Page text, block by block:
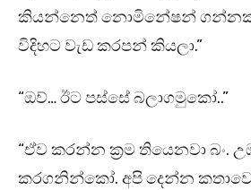
කියන්නෙත් නොමිනේෂන්
විදිහට වැඩ කරපන් කියලා.”
“ඔව්… ඊට පස්සේ බලාගමුකෝ..”
“ඒව කරන්න ක්‍රම තියෙනවා බං.
කරගනින්කෝ. අපි දෙන්න